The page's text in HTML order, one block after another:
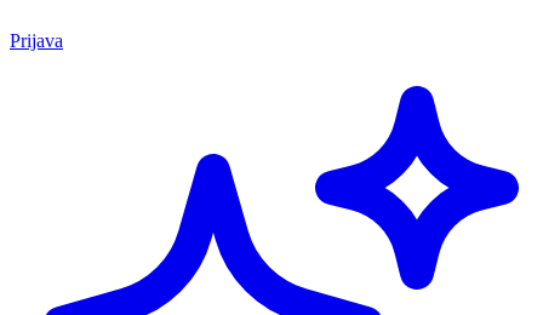
Prijava